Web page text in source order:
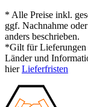
* Alle Preise inkl.
ggf. Nachnahme
anders beschrieben.
*Gilt für Lieferungen
Länder und
hierLieferfristen